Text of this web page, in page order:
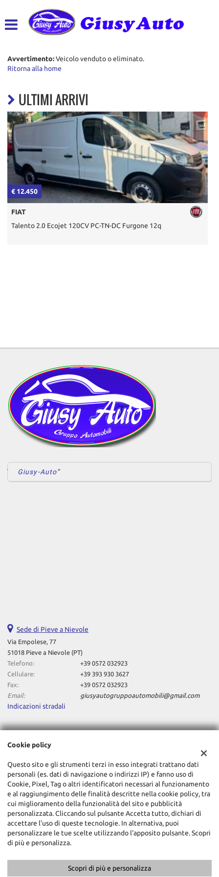
ACQUISTIAMO USATO
ASSISTENZA
CONTATTI
Avvertimento:Veicolo venduto o eliminato.
Ritorna alla home
ULTIMI ARRIVI
€ 12.450
FIAT
Talento 2.0 Ecojet 120CV PC-TN-DC Furgone 12q
Giusy-Auto
Sede di Pieve a Nievole
Via Empolese, 77
51018 Pieve a Nievole (PT)
Telefono:
+39 0572 032923
Cellulare:
+39 393 930 3627
Fax:
+39 0572 032923
Email:
giusyautogruppoautomobili@gmail.com
Indicazioni stradali
Dati fiscali:
Via Empolese, 77, Pieve a Nievole (PT)
C.F/P.IVA:01831850472
Registro delle imprese:PT
Copyright © 2026 GestionaleAuto.com S.r.l., Tutti i diritti riservati -
Cookie policy
Questo sito e gli strumenti terzi in esso integrati trattano dati
personali (es. dati di navigazione o indirizzi IP) e fanno uso di
Cookie, Pixel, Tag o altri identificatori necessari al funzionamento
e al raggiungimento delle finalità descritte nella cookie policy, tra
cui miglioramento della funzionalità del sito e pubblicità
personalizzata. Cliccando sul pulsante Accetta tutto, dichiari di
accettare l'uso di queste tecnologie. In alternativa, puoi
personalizzare le tue scelte utilizzando l'apposito pulsante. Scopri
di più e personalizza.
Scopri di più e personalizza